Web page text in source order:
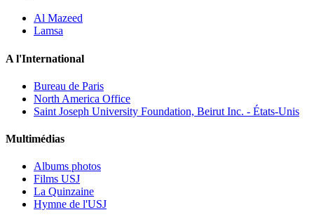
Al Mazeed
Lamsa
A l'International
Bureau de Paris
North America Office
Saint Joseph University Foundation, Beirut Inc. - États-Unis
Multimédias
Albums photos
Films USJ
La Quinzaine
Hymne de l'USJ